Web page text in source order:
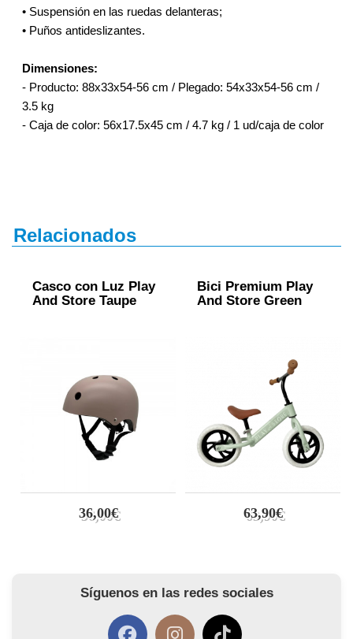
• Suspensión en las ruedas delanteras;
• Puños antideslizantes.
Dimensiones:
- Producto: 88x33x54-56 cm / Plegado: 54x33x54-56 cm /
3.5 kg
- Caja de color: 56x17.5x45 cm / 4.7 kg / 1 ud/caja de color
Relacionados
Casco con Luz Play
And Store Taupe
36,00€
Bici Premium Play
And Store Green
63,90€
Síguenos en las redes sociales